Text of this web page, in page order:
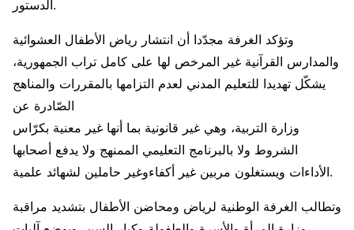
الدستور.
وتؤكد الغرفة مجدّدا أن انتشار رياض الأطفال العشوائية
والمدارس القرآنية غير المرخص لها على كامل تراب الجمهورية،
يشكّل تهديدا للتعليم المدني لعدم التزامها بالمقررات والمناهج
الصّادرة عن
وزارة التربية، وهي غير قانونية بما أنها غير معنية بكرّاس
الشروط ولا بالبرنامج التعليمي الممنهج ولا يدفع أصحابها
الأداءات ويستغلون مربين غير أكفاءوغير حاملين لشهائد علمية.
وتطالب الغرفة الوطنية لرياض ومحاضن الأطفال بتشديد مراقبة